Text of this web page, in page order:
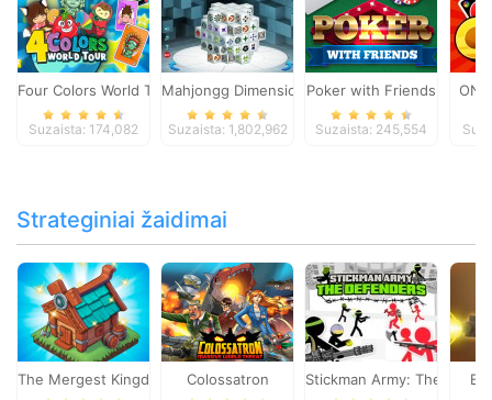
Four Colors World Tour
Suzaista: 174,082
Mahjongg Dimensions
Suzaista: 1,802,962
Poker with Friends
Suzaista: 245,554
Strateginiai žaidimai
The Mergest Kingdom Colossatron Stickman Army: The